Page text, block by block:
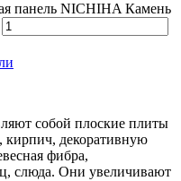
панель NICHIHA Камень
собой плоские плиты
кирпич, декоративную
фибра,
слюда. Они увеличивают